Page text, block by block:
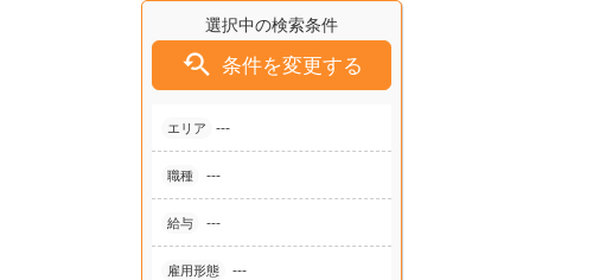
選択中の検索条件
 条件を変更する
エリア ---
職種 ---
給与 ---
雇用形態 ---